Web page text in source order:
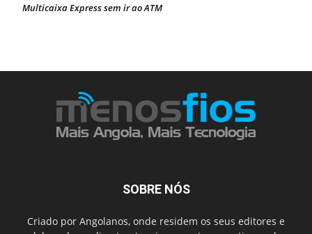
Multicaixa Express sem ir ao ATM
SOBRE NÓS
Criado por Angolanos, onde residem os seus editores e